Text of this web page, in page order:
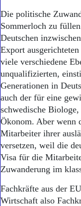
Die politische
Sommerloch zu
Deutschen
Export
viele verschiedene
unqualifizierten,
Generationen in
auch der für eine
schwedische
Ökonom. Aber wenn
Mitarbeiter ihrer
versetzen, weil die
Visa für die
Zuwanderung im
Fachkräfte aus der
Wirtschaft also